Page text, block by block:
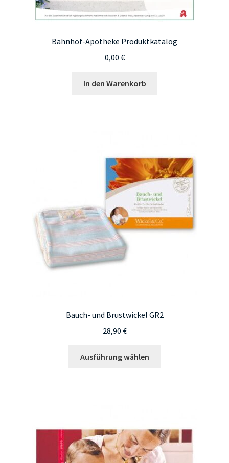
Bahnhof-Apotheke Produktkatalog
0,00 €
In den Warenkorb
Bauch- und Brustwickel GR2
28,90 €
Ausführung wählen
Die
Optionen
können